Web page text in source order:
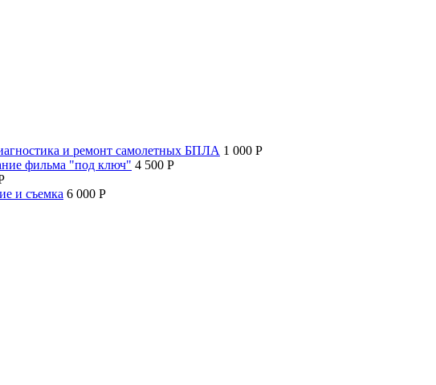
и ремонт самолетных БПЛА 1 000 P
фильма "под ключ" 4 500 P
и съемка 6 000 P